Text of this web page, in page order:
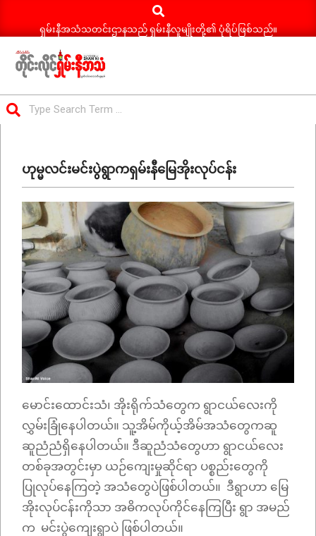
Search
ရှမ်းနီအသံသတင်းဌာနသည် ရှမ်းနီလူမျိုးတို့၏ ပုံရိပ်ဖြစ်သည်။
ရှမ်း
နီ
သတင်း
Menuဟုမ္မလင်းမင်းပွဲရွာကရှမ်းနီမြေအိုးလုပ်ငန်း
မောင်းထောင်းသံ၊ အိုးရိုက်သံတွေက ရွာငယ်လေးကို
လွှမ်းခြုံနေပါတယ်။ သူ့အိမ်ကိုယ့်အိမ်အသံတွေကဆူ
ဆူညံညံရှိနေပါတယ်။ ဒီဆူညံသံတွေဟာ ရွာငယ်လေး
တစ်ခုအတွင်းမှာ ယဉ်ကျေးမှုဆိုင်ရာ ပစ္စည်းတွေကို
ပြုလုပ်နေကြတဲ့ အသံတွေပဲဖြစ်ပါတယ်။ ဒီရွာဟာ မြေ
အိုးလုပ်ငန်းကိုသာ အဓိကလုပ်ကိုင်နေကြပြီး ရွာ အမည်
က မင်းပွဲကျေးရွာပဲ ဖြစ်ပါတယ်။